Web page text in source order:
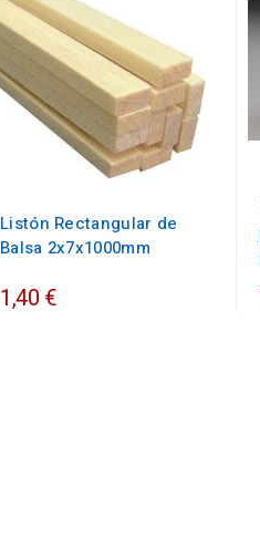
Listón Rectangular de
Balsa 2x7x1000mm
1,40 €